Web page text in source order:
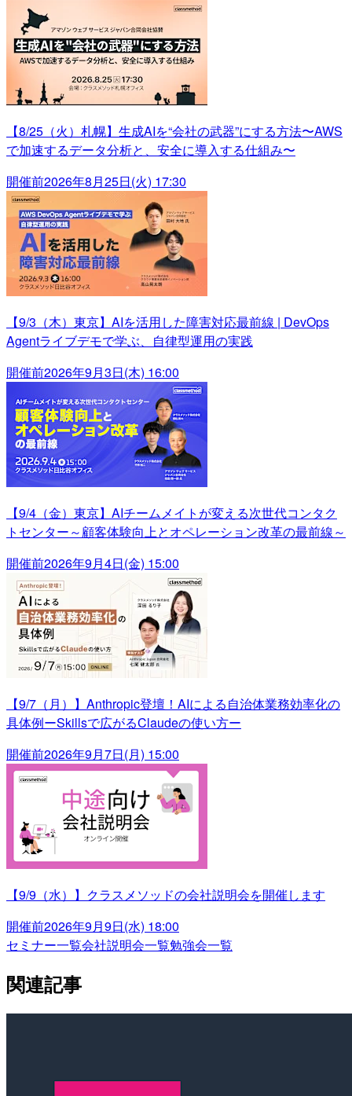
【8/25（火）札幌】生成AIを“会社の武器”にする方法〜AWS
で加速するデータ分析と、安全に導入する仕組み〜
開催前2026年8月25日(火) 17:30
【9/3（木）東京】AIを活用した障害対応最前線 | DevOps
Agentライブデモで学ぶ、自律型運用の実践
開催前2026年9月3日(木) 16:00
【9/4（金）東京】AIチームメイトが変える次世代コンタク
トセンター～顧客体験向上とオペレーション改革の最前線～
開催前2026年9月4日(金) 15:00
【9/7（月）】Anthropic登壇！AIによる自治体業務効率化の
具体例ーSkillsで広がるClaudeの使い方ー
開催前2026年9月7日(月) 15:00
【9/9（水）】クラスメソッドの会社説明会を開催します
開催前2026年9月9日(水) 18:00
セミナー一覧会社説明会一覧勉強会一覧
関連記事